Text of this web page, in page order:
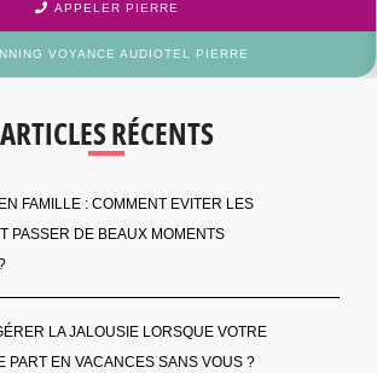
APPELER PIERRE
VOYANCE AUDIOTEL PIERRE
ARTICLES RÉCENTS
FAMILLE : COMMENT EVITER LES
PASSER DE BEAUX MOMENTS
LA JALOUSIE LORSQUE VOTRE
PART EN VACANCES SANS VOUS ?